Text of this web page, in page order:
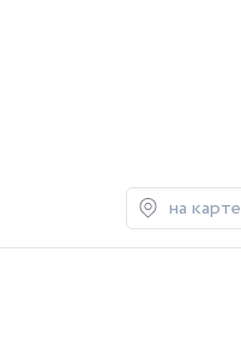
на карте